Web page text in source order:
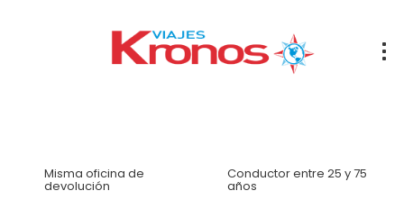
Misma oficina de
devolución
Conductor entre 25 y 75
años